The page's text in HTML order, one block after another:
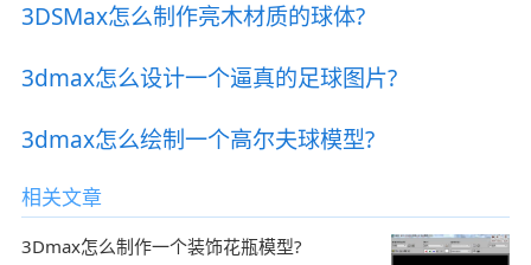
3DSMax怎么制作亮木材质的球体?
3dmax怎么设计一个逼真的足球图片?
3dmax怎么绘制一个高尔夫球模型?
相关文章
3Dmax怎么制作一个装饰花瓶模型?